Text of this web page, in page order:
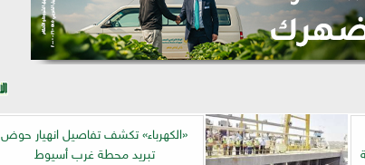
«الكهرباء» تكشف تفاصيل انهيار حوض
تبريد محطة غرب أسيوط